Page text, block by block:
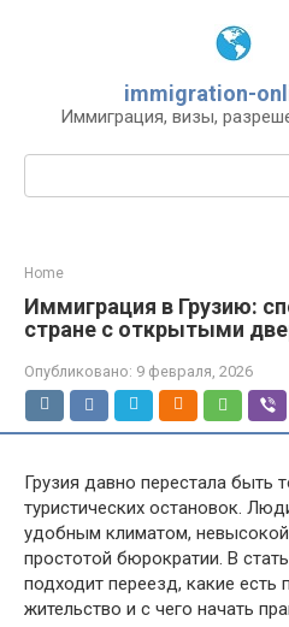
immigration-
Иммиграция, визы,
Home
Иммиграция в Грузию:
стране с открытыми
Опубликовано: 9 февраля, 2026
Грузия давно перестала быть
туристических остановок.
удобным климатом,
простотой бюрократии. В
подходит переезд, какие есть
жительство и с чего начать